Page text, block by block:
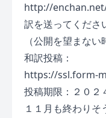
http://
訳を送ってくださ
（公開を望まな
和訳投稿：
https://ssl.form-
投稿期限：２０２
１１月も終わりそ